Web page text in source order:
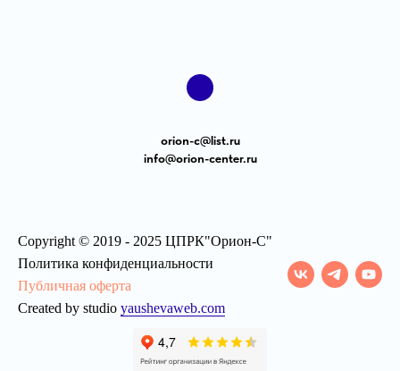
orion-с@list.ru
info@orion-center.ru
Copyright © 2019 - 2025 ЦПРК"Орион-С"
Политика конфиденциальности
Публичная оферта
Created by studio yaushevaweb.com